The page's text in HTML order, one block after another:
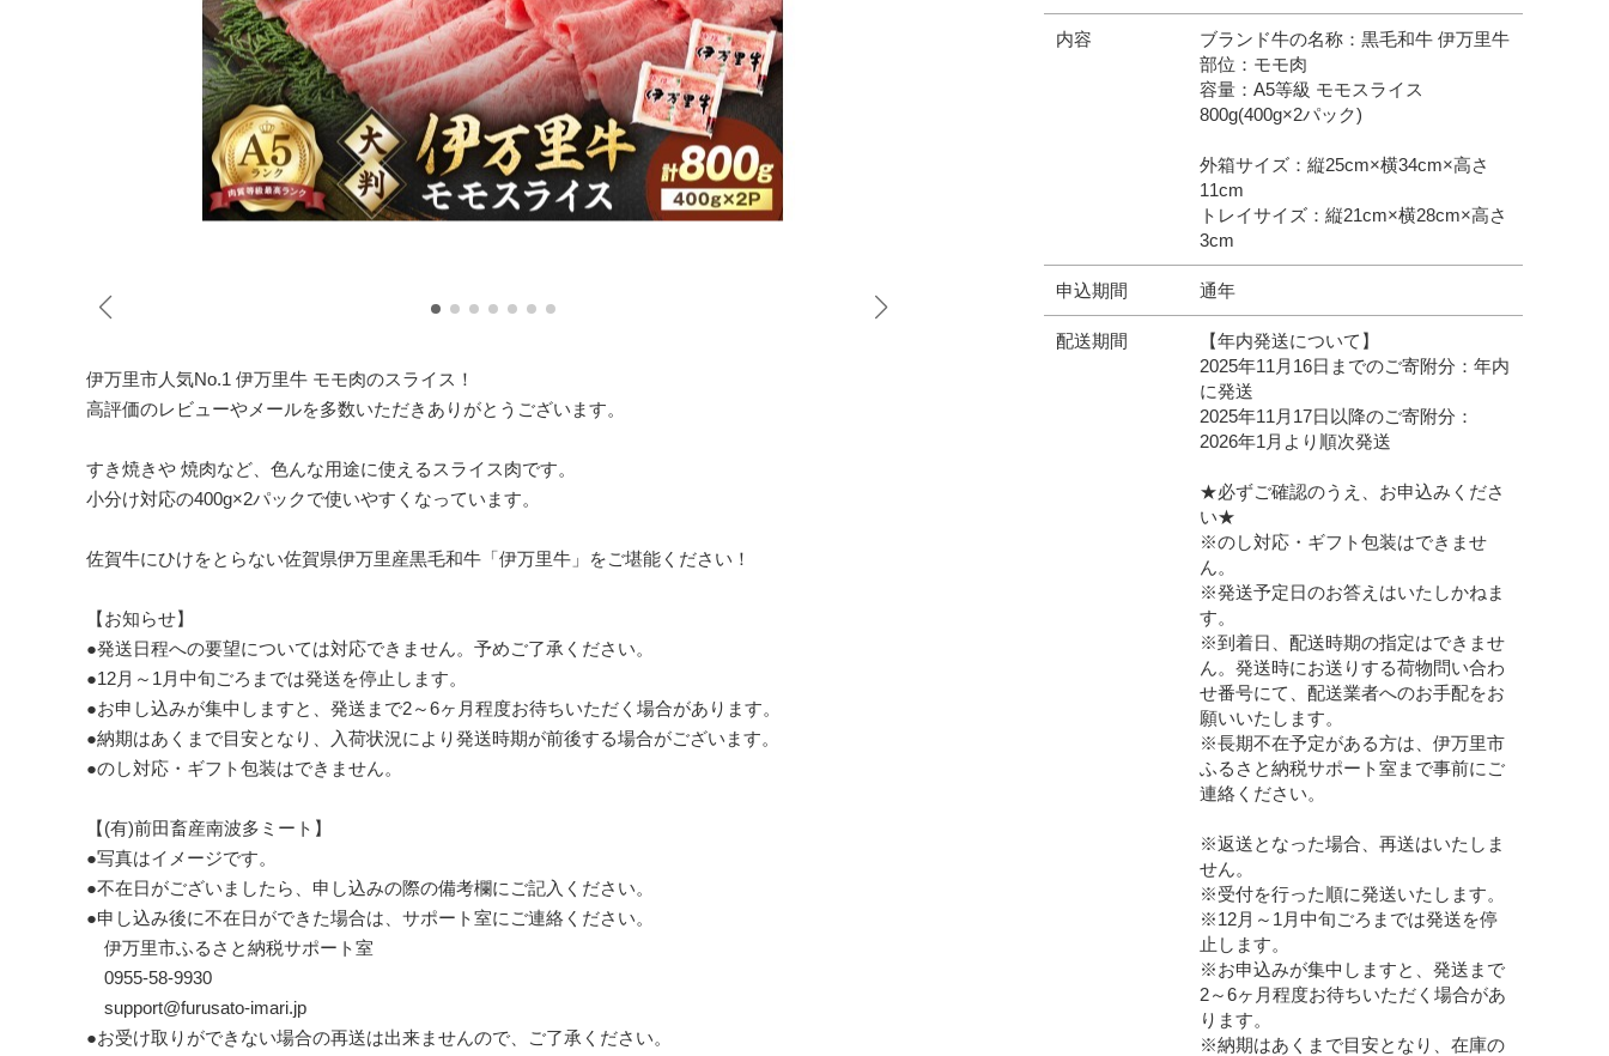
内容
ブランド牛の名称：黒毛和牛 伊万里牛
部位：モモ肉
容量：A5等級 モモスライス
800g(400g×2パック)
外箱サイズ：縦25cm×横34cm×高さ
11cm
トレイサイズ：縦21cm×横28cm×高さ
3cm
申込期間 通年
配送期間
【年内発送について】
2025年11月16日までのご寄附分：年内
に発送
2025年11月17日以降のご寄附分：
2026年1月より順次発送
★必ずご確認のうえ、お申込みくださ
い★
※のし対応・ギフト包装はできませ
ん。
※発送予定日のお答えはいたしかねま
す。
※到着日、配送時期の指定はできませ
ん。発送時にお送りする荷物問い合わ
せ番号にて、配送業者へのお手配をお
願いいたします。
※長期不在予定がある方は、伊万里市
ふるさと納税サポート室まで事前にご
連絡ください。
※返送となった場合、再送はいたしま
せん。
※受付を行った順に発送いたします。
※12月～1月中旬ごろまでは発送を停
止します。
※お申込みが集中しますと、発送まで
2～6ヶ月程度お待ちいただく場合があ
ります。
※納期はあくまで目安となり、在庫の
伊万里市人気No.1 伊万里牛 モモ肉のスライス！
高評価のレビューやメールを多数いただきありがとうございます。
すき焼きや 焼肉など、色んな用途に使えるスライス肉です。
小分け対応の400g×2パックで使いやすくなっています。
佐賀牛にひけをとらない佐賀県伊万里産黒毛和牛「伊万里牛」をご堪能ください！
【お知らせ】
●発送日程への要望については対応できません。予めご了承ください。
●12月～1月中旬ごろまでは発送を停止します。
●お申し込みが集中しますと、発送まで2～6ヶ月程度お待ちいただく場合があります。
●納期はあくまで目安となり、入荷状況により発送時期が前後する場合がございます。
●のし対応・ギフト包装はできません。
【(有)前田畜産南波多ミート】
●写真はイメージです。
●不在日がございましたら、申し込みの際の備考欄にご記入ください。
●申し込み後に不在日ができた場合は、サポート室にご連絡ください。
伊万里市ふるさと納税サポート室
0955-58-9930
support@furusato-imari.jp
●お受け取りができない場合の再送は出来ませんので、ご了承ください。